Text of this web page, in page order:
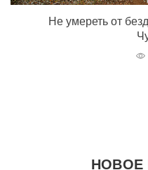
Не умереть от
НОВОЕ